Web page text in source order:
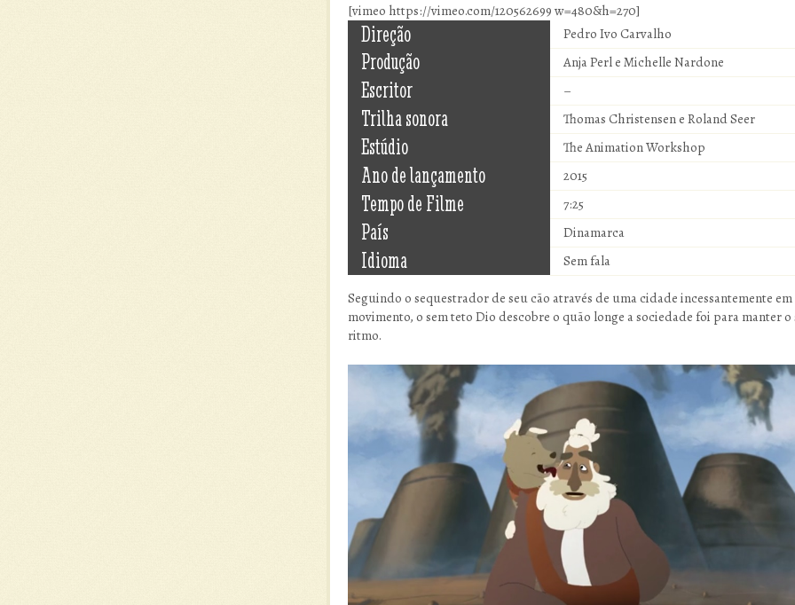
[vimeo https://vimeo.com/120562699 w=480&h=270]
Direção Pedro Ivo Carvalho
Produção Anja Perl e Michelle Nardone
Escritor –
Trilha sonora Thomas Christensen e Roland Seer
Estúdio The Animation Workshop
Ano de lançamento 2015
Tempo de Filme 7:25
País Dinamarca
Idioma Sem fala
Seguindo o sequestrador de seu cão através de uma cidade incessantemente em
movimento, o sem teto Dio descobre o quão longe a sociedade foi para manter o
ritmo.